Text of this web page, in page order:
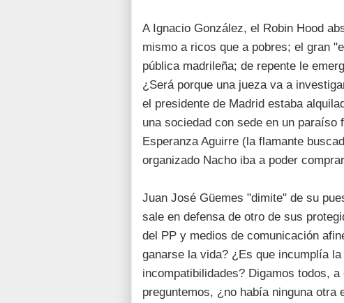
A Ignacio González, el Robin Hood
mismo a ricos que a pobres; el gran
pública madrileña; de repente le
¿Será porque una jueza va a
el presidente de Madrid estaba
una sociedad con sede en un
Esperanza Aguirre (la flamante
organizado Nacho iba a poder
Juan José Güemes "dimite" de su
sale en defensa de otro de sus
del PP y medios de comunicación
ganarse la vida? ¿Es que incumplía
incompatibilidades? Digamos todos,
preguntemos, ¿no había ninguna otra